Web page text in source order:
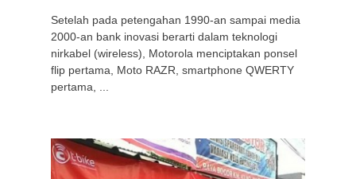
Setelah pada petengahan 1990-an sampai media
2000-an bank inovasi berarti dalam teknologi
nirkabel (wireless), Motorola menciptakan ponsel
flip pertama, Moto RAZR, smartphone QWERTY
pertama, ...